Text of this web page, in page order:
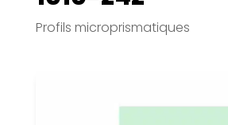
Profils microprismatiques